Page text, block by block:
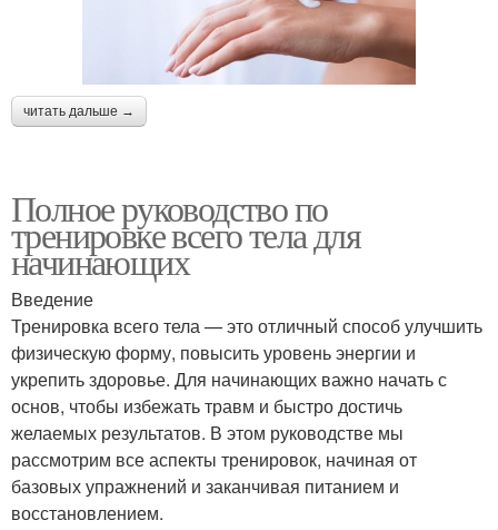
читать дальше →
Полное руководство по
тренировке всего тела для
начинающих
Введение
Тренировка всего тела — это отличный способ улучшить
физическую форму, повысить уровень энергии и
укрепить здоровье. Для начинающих важно начать с
основ, чтобы избежать травм и быстро достичь
желаемых результатов. В этом руководстве мы
рассмотрим все аспекты тренировок, начиная от
базовых упражнений и заканчивая питанием и
восстановлением.